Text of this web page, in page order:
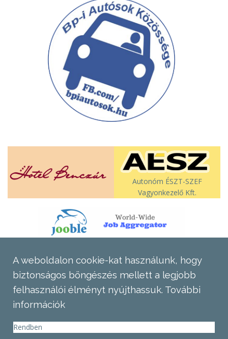
Autonóm ÉSZT-SZEF
Vagyonkezelő Kft.
A weboldalon cookie-kat használunk, hogy
biztonságos böngészés mellett a legjobb
felhasználói élményt nyújthassuk. További
információk
Rendben